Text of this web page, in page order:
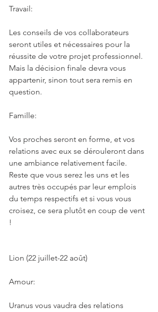
Travail:
Les conseils de vos collaborateurs
seront utiles et nécessaires pour la
réussite de votre projet professionnel.
Mais la décision finale devra vous
appartenir, sinon tout sera remis en
question.
Famille:
Vos proches seront en forme, et vos
relations avec eux se dérouleront dans
une ambiance relativement facile.
Reste que vous serez les uns et les
autres très occupés par leur emplois
du temps respectifs et si vous vous
croisez, ce sera plutôt en coup de vent
!
Lion (22 juillet-22 août)
Amour:
Uranus vous vaudra des relations